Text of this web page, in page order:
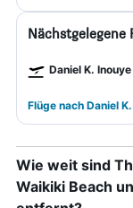
Nächstgelegene
Flüge nach Daniel
Wie weit sind
Waikiki Beach